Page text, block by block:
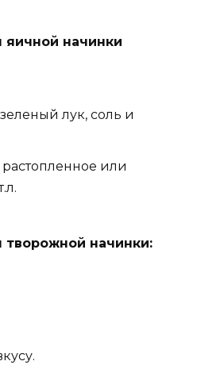
начинки
лук, соль и
или
начинки: